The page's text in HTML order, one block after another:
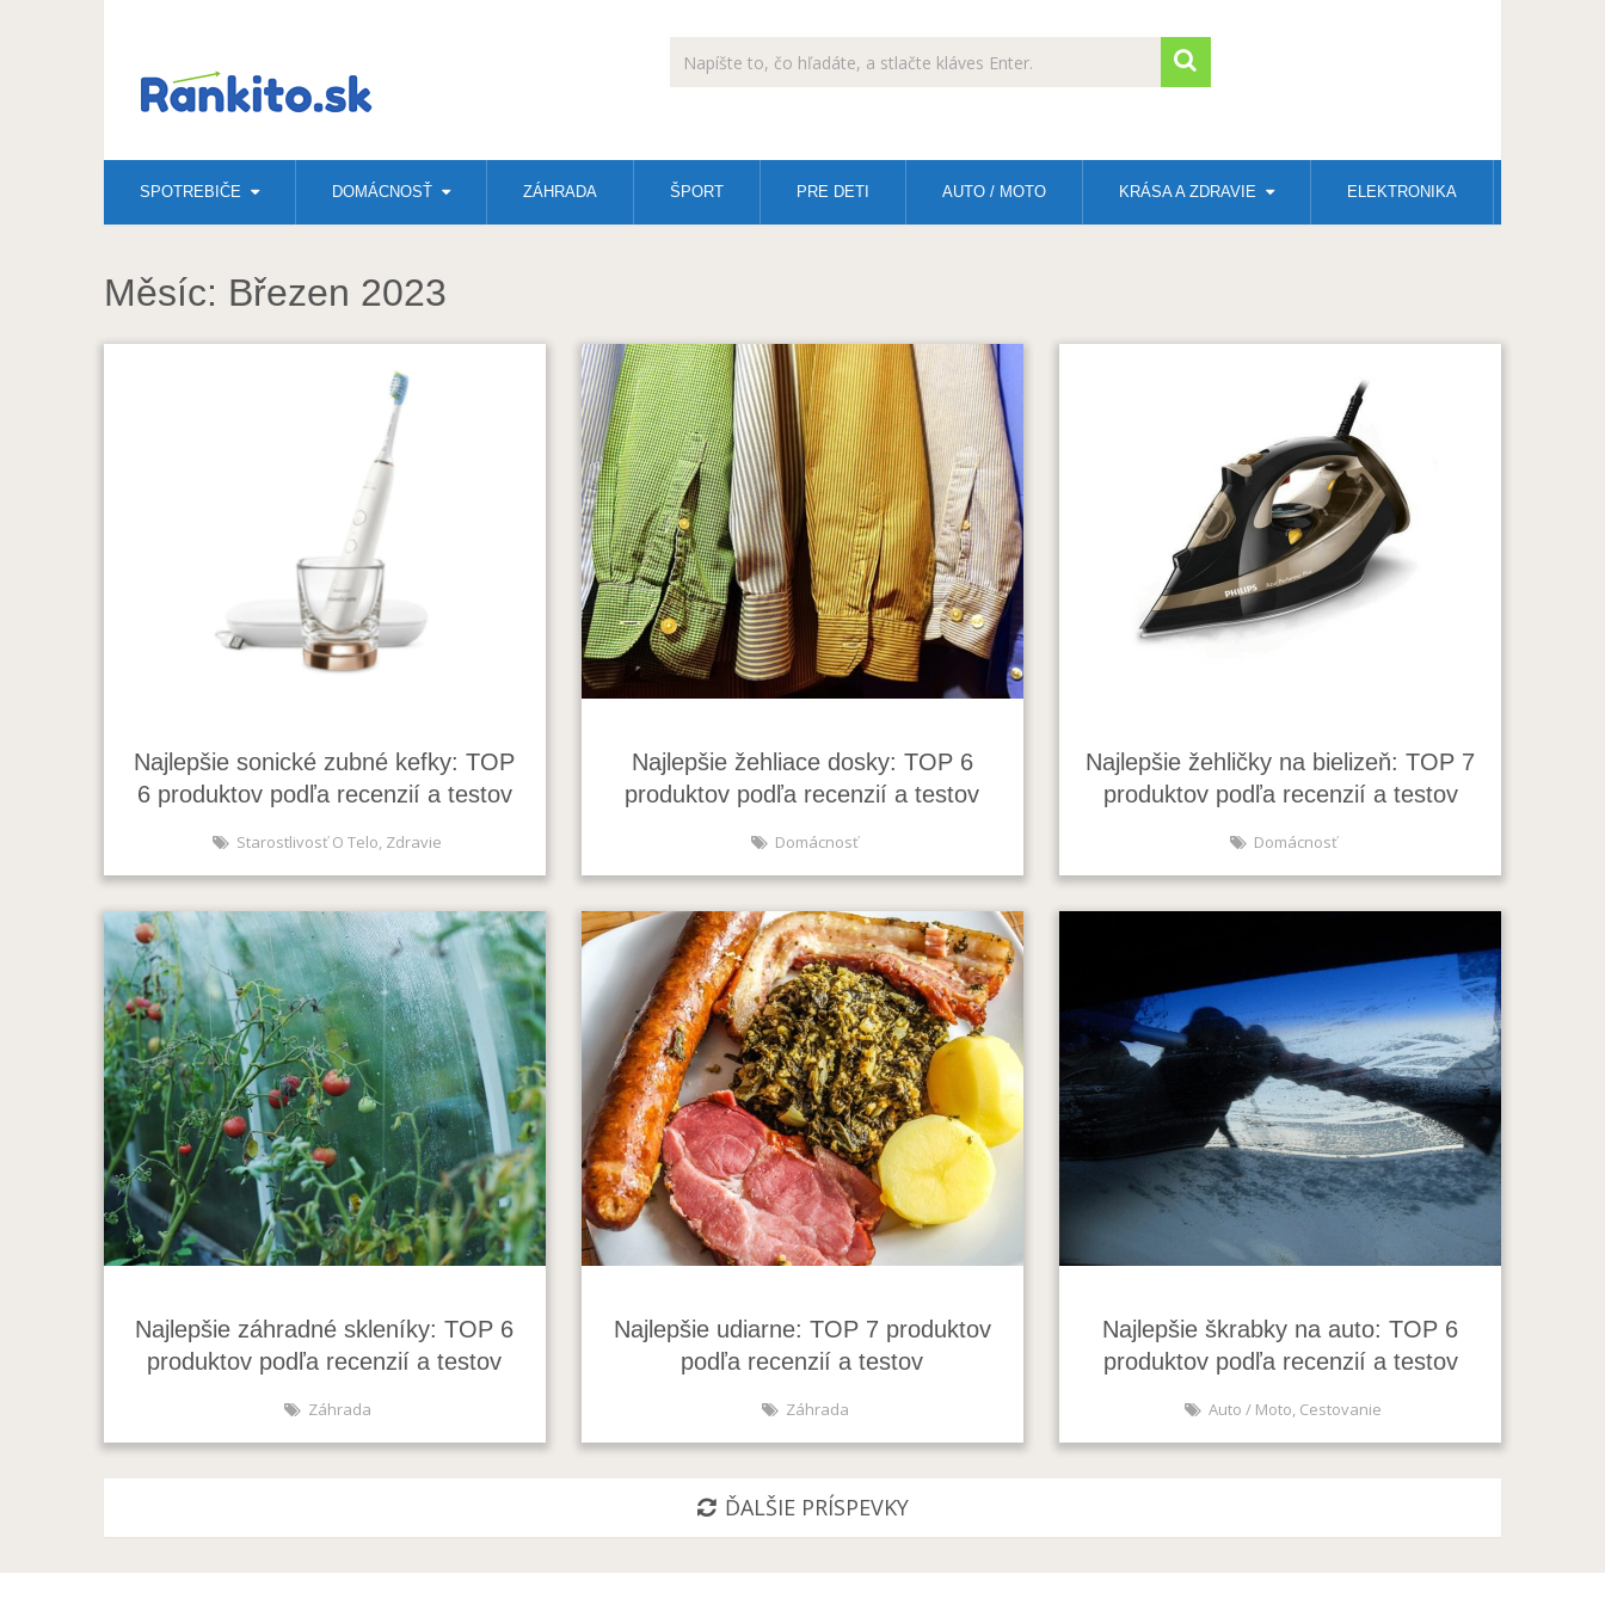
SPOTREBIČE DOMÁCNOSŤ ZÁHRADA ŠPORT PRE DETI AUTO / MOTO KRÁSA A ZDRAVIE ELEKTRONIKA
Měsíc: Březen 2023
Najlepšie sonické zubné kefky: TOP
6 produktov podľa recenzií a testov
Starostlivosť O Telo, Zdravie
Najlepšie žehliace dosky: TOP 6
produktov podľa recenzií a testov
Domácnosť
Najlepšie žehličky na bielizeň: TOP 7
produktov podľa recenzií a testov
Domácnosť
Najlepšie záhradné skleníky: TOP 6
produktov podľa recenzií a testov
Záhrada
Najlepšie udiarne: TOP 7 produktov
podľa recenzií a testov
Záhrada
Najlepšie škrabky na auto: TOP 6
produktov podľa recenzií a testov
Auto / Moto Cestovanie
ĎALŠIE PRÍSPEVKY